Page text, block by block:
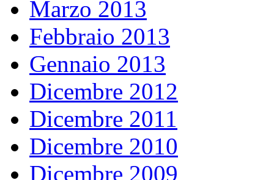
Marzo 2013
Febbraio 2013
Gennaio 2013
Dicembre 2012
Dicembre 2011
Dicembre 2010
Dicembre 2009